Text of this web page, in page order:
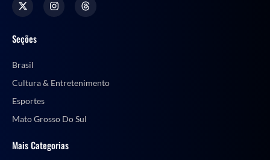
Seções
Brasil
Cultura & Entretenimento
Esportes
Mato Grosso Do Sul
Mais Categorias